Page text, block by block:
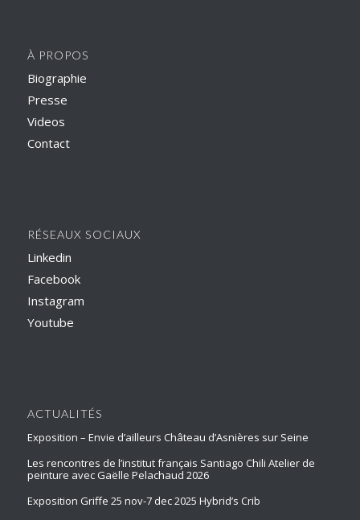
À PROPOS
Biographie
Presse
Videos
Contact
RÉSEAUX SOCIAUX
Linkedin
Facebook
Instagram
Youtube
ACTUALITÉS
Exposition – Envie d’ailleurs Château d’Asnières sur Seine
Les rencontres de l’institut français Santiago Chili Atelier de
peinture avec Gaëlle Pelachaud 2026
Exposition Griffe 25 nov-7 dec 2025 Hybrid’s Crib